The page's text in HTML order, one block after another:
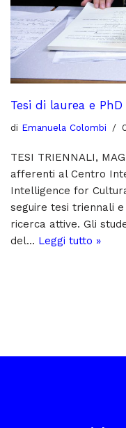
Tesi di laurea e PhD
di Emanuela Colombi
TESI TRIENNALI,
afferenti al Centro
Intelligence for
seguire tesi triennali
ricerca attive. Gli
del… Leggi tutto »